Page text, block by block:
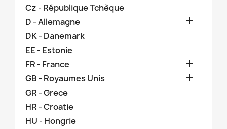
Cz - République Tchèque
D - Allemagne

DK - Danemark
EE - Estonie
FR - France

GB - Royaumes Unis 
GR - Grece
HR - Croatie
HU - Hongrie